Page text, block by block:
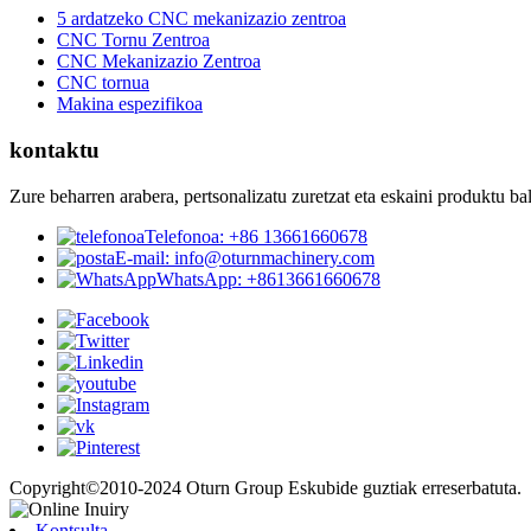
5 ardatzeko CNC mekanizazio zentroa
CNC Tornu Zentroa
CNC Mekanizazio Zentroa
CNC tornua
Makina espezifikoa
kontaktu
Zure beharren arabera, pertsonalizatu zuretzat eta eskaini produktu
Telefonoa: +86 13661660678
E-mail: info@oturnmachinery.com
WhatsApp: +8613661660678
Copyright©2010-2024 Oturn Group Eskubide guztiak erreserbatuta.